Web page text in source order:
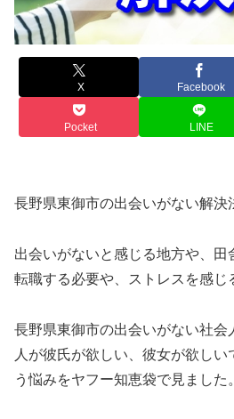
X Facebook
Pocket LINE
長野県東御市の出会いがない解決
出会いがないと感じる地方や、田
転職する必要や、ストレスを感じ
長野県東御市の出会いがない社会
人が彼氏が欲しい、彼女が欲し
う悩みをヤフー知恵袋で見ました。